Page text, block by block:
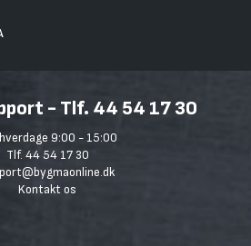
- Tlf. 44 54 17 30
9:00 - 15:00
Tlf. 44 54 17 30
Kontakt os